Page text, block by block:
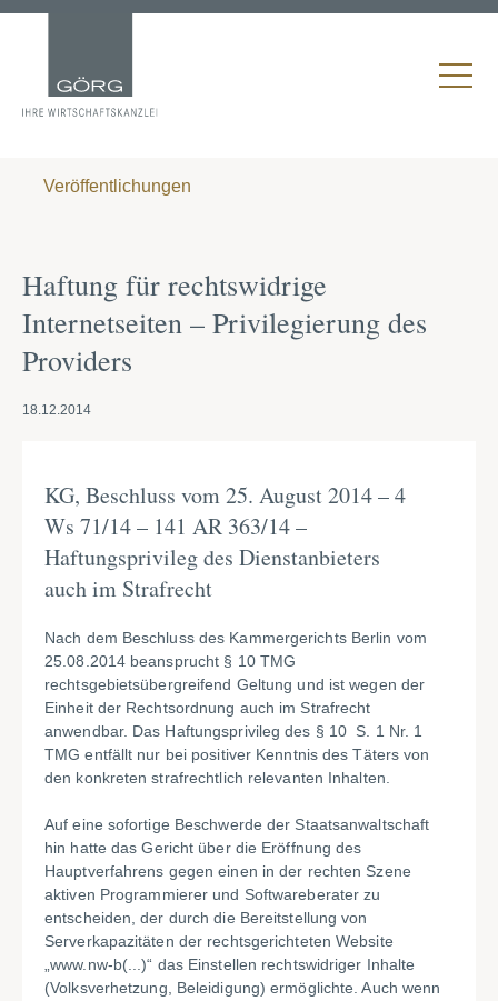
Veröffentlichungen
Haftung für rechtswidrige
Internetseiten – Privilegierung des
Providers
18.12.2014
KG, Beschluss vom 25. August 2014 – 4
Ws 71/14 – 141 AR 363/14 –
Haftungsprivileg des Dienstanbieters
auch im Strafrecht
Nach dem Beschluss des Kammergerichts Berlin vom
25.08.2014 beansprucht § 10 TMG
rechtsgebietsübergreifend Geltung und ist wegen der
Einheit der Rechtsordnung auch im Strafrecht
anwendbar. Das Haftungsprivileg des § 10 S. 1 Nr. 1
TMG entfällt nur bei positiver Kenntnis des Täters von
den konkreten strafrechtlich relevanten Inhalten.
Auf eine sofortige Beschwerde der Staatsanwaltschaft
hin hatte das Gericht über die Eröffnung des
Hauptverfahrens gegen einen in der rechten Szene
aktiven Programmierer und Softwareberater zu
entscheiden, der durch die Bereitstellung von
Serverkapazitäten der rechtsgerichteten Website
„www.nw-b(...)“ das Einstellen rechtswidriger Inhalte
(Volksverhetzung, Beleidigung) ermöglichte. Auch wenn